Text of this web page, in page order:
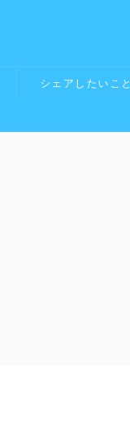
シェアしたいこ